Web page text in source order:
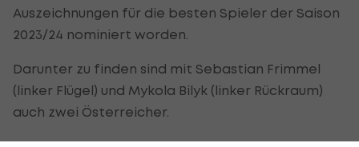
Auszeichnungen für die besten Spieler der Saison
2023/24 nominiert worden.
Darunter zu finden sind mit Sebastian Frimmel
(linker Flügel) und Mykola Bilyk (linker Rückraum)
auch zwei Österreicher.